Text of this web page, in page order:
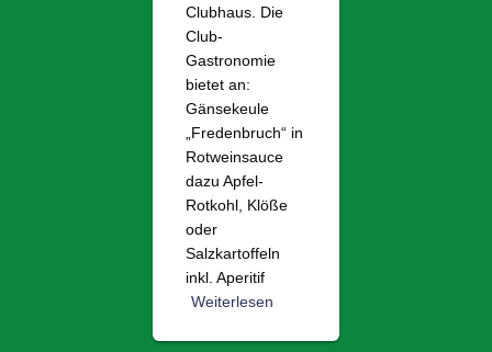
Clubhaus. Die
Club-
Gastronomie
bietet an:
Gänsekeule
„Fredenbruch“ in
Rotweinsauce
dazu Apfel-
Rotkohl, Klöße
oder
Salzkartoffeln
inkl. Aperitif
Weiterlesen